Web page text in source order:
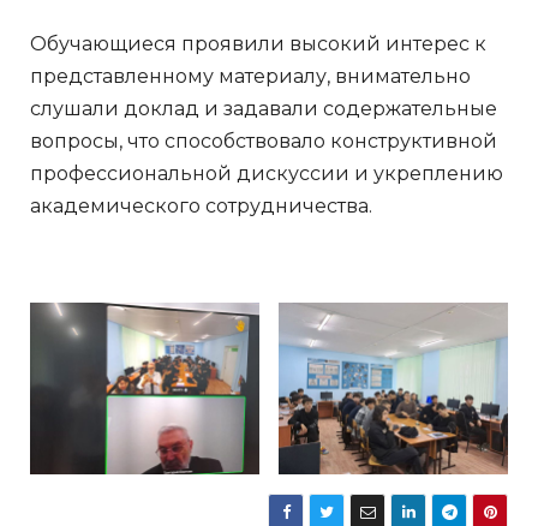
Обучающиеся проявили высокий интерес к
представленному материалу, внимательно
слушали доклад и задавали содержательные
вопросы, что способствовало конструктивной
профессиональной дискуссии и укреплению
академического сотрудничества.